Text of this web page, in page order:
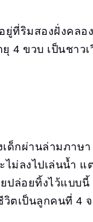
ยู่ที่ริมสองฝั่งคล
4 ขวบ เป็นชาว
ด็กผ่านล่ามภาษ
ไม่ลงไปเล่นน้ำ
ปล่อยทิ้งไว้แบบ
วิตเป็นลูกคนที่ 4